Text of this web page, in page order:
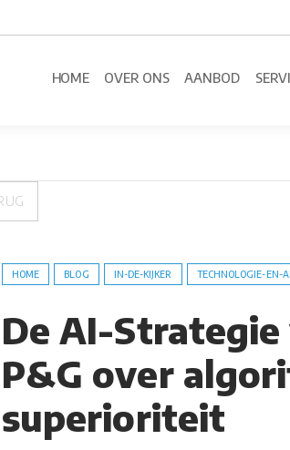
HOME OVER ONS AANBOD
HOME BLOG IN-DE-KIJKER TECHNOLOGIE-EN-AI
De AI-
P&G over
superioriteit